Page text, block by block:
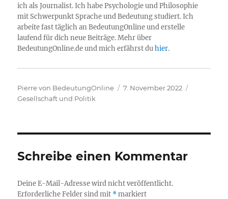
ich als Journalist. Ich habe Psychologie und Philosophie
mit Schwerpunkt Sprache und Bedeutung studiert. Ich
arbeite fast täglich an BedeutungOnline und erstelle
laufend für dich neue Beiträge. Mehr über
BedeutungOnline.de und mich erfährst duhier.
Autor
Pierre von BedeutungOnline
Veröffentlicht
7. November 2022
Gesellschaft und Politik
Schreibe einen Kommentar
Deine E-Mail-Adresse wird nicht veröffentlicht.
Erforderliche Felder sind mit *markiert